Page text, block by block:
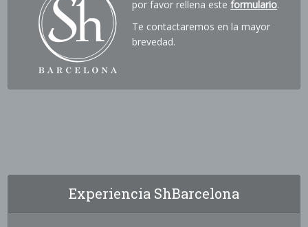
por favor rellena esteformulario.
Te contactaremos en la mayor
brevedad.
Experiencia ShBarcelona